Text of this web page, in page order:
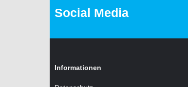
Social Media
Informationen